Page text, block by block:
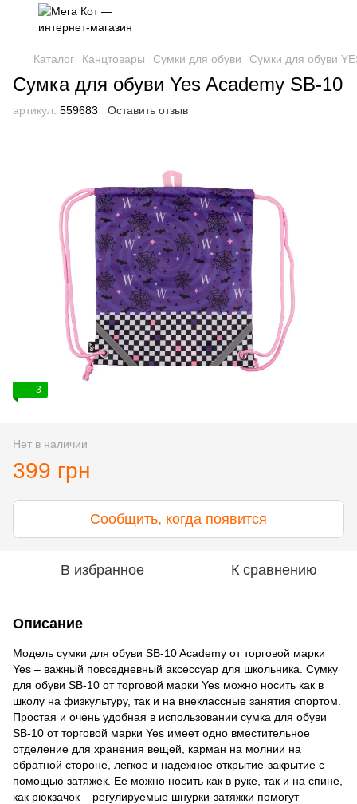
Каталог Канцтовары Сумки для обуви Сумки для обуви
Сумка для обуви Yes Academy SB-10
артикул: 559683 Оставить отзыв
3
Нет в наличии
399 грн
Сообщить, когда появится
В избранное К сравнению
Описание
Модель сумки для обуви SB-10 Academy от торговой марки
Yes – важный повседневный аксессуар для школьника. Сумку
для обуви SB-10 от торговой марки Yes можно носить как в
школу на физкультуру, так и на внеклассные занятия спортом.
Простая и очень удобная в использовании сумка для обуви
SB-10 от торговой марки Yes имеет одно вместительное
отделение для хранения вещей, карман на молнии на
обратной стороне, легкое и надежное открытие-закрытие с
помощью затяжек. Ее можно носить как в руке, так и на спине,
как рюкзачок – регулируемые шнурки-затяжки помогут